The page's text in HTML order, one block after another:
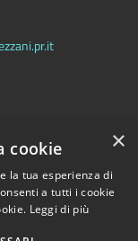
×
cookie
la tua esperienza di
a tutti i cookie
Leggi di più